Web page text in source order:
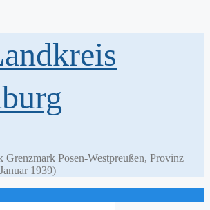
Grenzmark Posen-Westpreußen, Provinz
1939)